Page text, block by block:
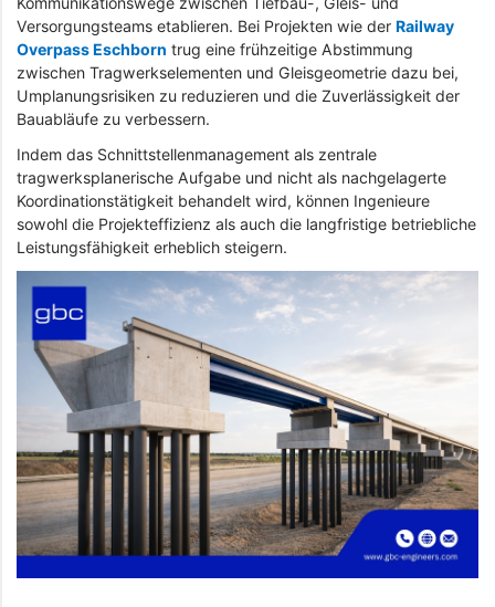
Versorgungsteams etablieren. Bei Projekten wie der Railway
Overpass Eschborn trug eine frühzeitige Abstimmung
zwischen Tragwerkselementen und Gleisgeometrie dazu bei,
Umplanungsrisiken zu reduzieren und die Zuverlässigkeit der
Bauabläufe zu verbessern.
Indem das Schnittstellenmanagement als zentrale
tragwerksplanerische Aufgabe und nicht als nachgelagerte
Koordinationstätigkeit behandelt wird, können Ingenieure
sowohl die Projekteffizienz als auch die langfristige betriebliche
Leistungsfähigkeit erheblich steigern.